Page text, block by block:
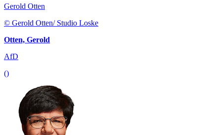
Gerold Otten
© Gerold Otten/ Studio Loske
Otten, Gerold
AfD
()